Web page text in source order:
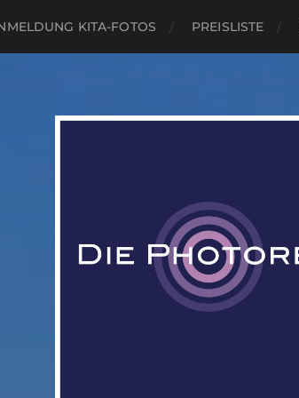
KITA-FOTOS PREISLISTE